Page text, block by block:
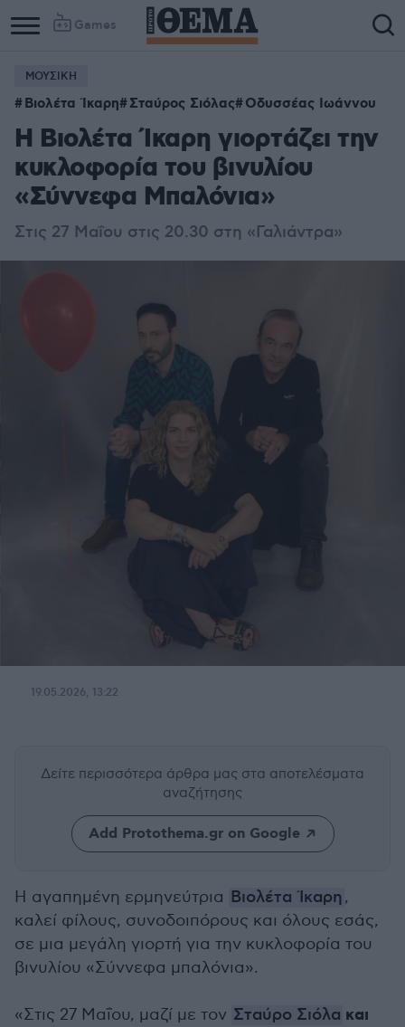
Games
ΜΟΥΣΙΚΗ
Βιολέτα Ίκαρη Σταύρος Σιόλας Οδυσσέας Ιωάννου
Η Βιολέτα Ίκαρη γιορτάζει την
κυκλοφορία του βινυλίου
«Σύννεφα Μπαλόνια»
Στις 27 Μαΐου στις 20.30 στη «Γαλιάντρα»
19.05.2026, 13:22
Δείτε περισσότερα άρθρα μας στα αποτελέσματα
αναζήτησης
Add Protothema.gr on Google
H αγαπημένη ερμηνεύτρια Βιολέτα Ίκαρη,
καλεί φίλους, συνοδοιπόρους και όλους εσάς,
σε μια μεγάλη γιορτή για την κυκλοφορία του
βινυλίου «Σύννεφα μπαλόνια».
«Στις 27 Μαΐου, μαζί με τον Σταύρο Σιόλα και